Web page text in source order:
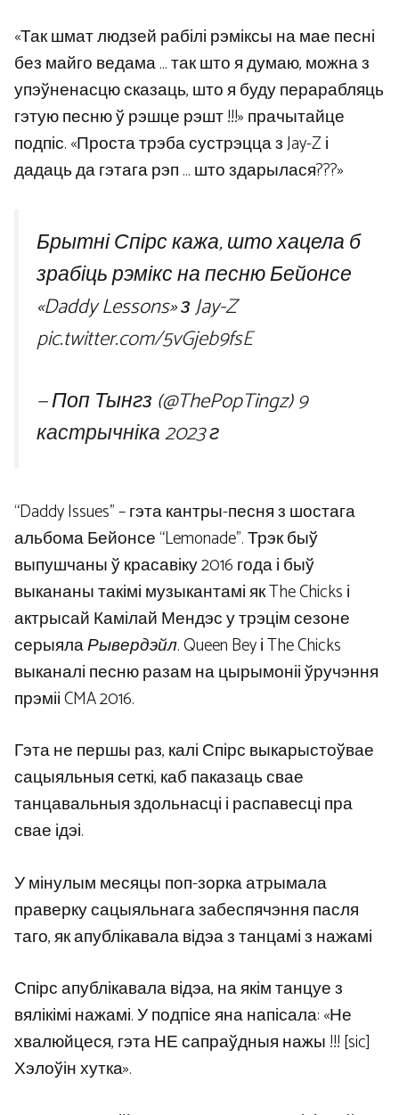
«Так шмат людзей рабілі рэміксы на мае песні
без майго ведама … так што я думаю, можна з
упэўненасцю сказаць, што я буду перарабляць
гэтую песню ў рэшце рэшт !!!» прачытайце
подпіс. «Проста трэба сустрэцца з Jay-Z і
дадаць да гэтага рэп … што здарылася???»
Брытні Спірс кажа, што хацела б
зрабіць рэмікс на песню Бейонсе
«Daddy Lessons» з Jay-Z
pic.twitter.com/5vGjeb9fsE
— Поп Тынгз (@ThePopTingz)9
кастрычніка 2023 г
“Daddy Issues” – гэта кантры-песня з шостага
альбома Бейонсе “Lemonade”. Трэк быў
выпушчаны ў красавіку 2016 года і быў
выкананы такімі музыкантамі як The Chicks і
актрысай Камілай Мендэс у трэцім сезоне
серыялаРывердэйл. Queen Bey і The Chicks
выканалі песню разам на цырымоніі ўручэння
прэміі CMA 2016.
Гэта не першы раз, калі Спірс выкарыстоўвае
сацыяльныя сеткі, каб паказаць свае
танцавальныя здольнасці і распавесці пра
свае ідэі.
У мінулым месяцы поп-зорка атрымала
праверку сацыяльнага забеспячэння пасля
таго, як апублікавала відэа з танцамі з нажамі
Спірс апублікавала відэа, на якім танцуе з
вялікімі нажамі. У подпісе яна напісала: «Не
хвалюйцеся, гэта НЕ сапраўдныя нажы !!! [sic]
Хэлоўін хутка».